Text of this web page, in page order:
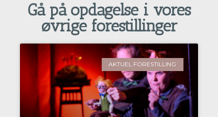
Gå på opdagelse i vores
øvrige forestillinger
AKTUEL FORESTILLING